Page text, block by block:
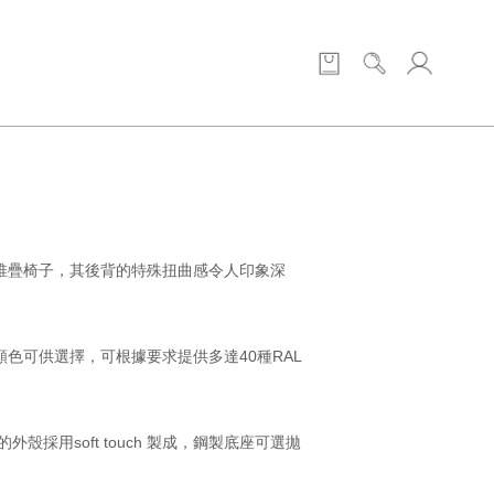
疊椅子，其後背的特殊扭曲感令人印象深
可供選擇，可根據要求提供多達40種RAL
外殼採用soft touch 製成，鋼製底座可選拋